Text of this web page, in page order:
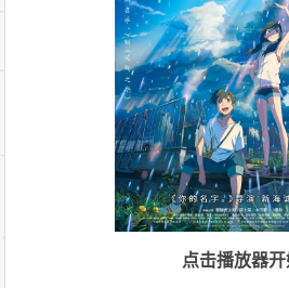
点击播放器